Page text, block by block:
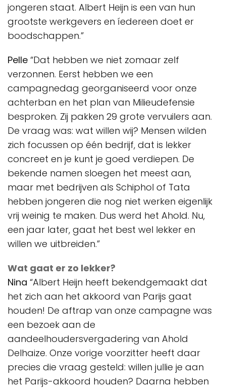
jongeren staat. Albert Heijn is een van hun
grootste werkgevers en íedereen doet er
boodschappen.”
Pelle “Dat hebben we niet zomaar zelf
verzonnen. Eerst hebben we een
campagnedag georganiseerd voor onze
achterban en het plan van Milieudefensie
besproken. Zij pakken 29 grote vervuilers aan.
De vraag was: wat willen wij? Mensen wilden
zich focussen op één bedrijf, dat is lekker
concreet en je kunt je goed verdiepen. De
bekende namen sloegen het meest aan,
maar met bedrijven als Schiphol of Tata
hebben jongeren die nog niet werken eigenlijk
vrij weinig te maken. Dus werd het Ahold. Nu,
een jaar later, gaat het best wel lekker en
willen we uitbreiden.”
Wat gaat er zo lekker?
Nina “Albert Heijn heeft bekendgemaakt dat
het zich aan het akkoord van Parijs gaat
houden! De aftrap van onze campagne was
een bezoek aan de
aandeelhoudersvergadering van Ahold
Delhaize. Onze vorige voorzitter heeft daar
precies die vraag gesteld: willen jullie je aan
het Parijs-akkoord houden? Daarna hebben